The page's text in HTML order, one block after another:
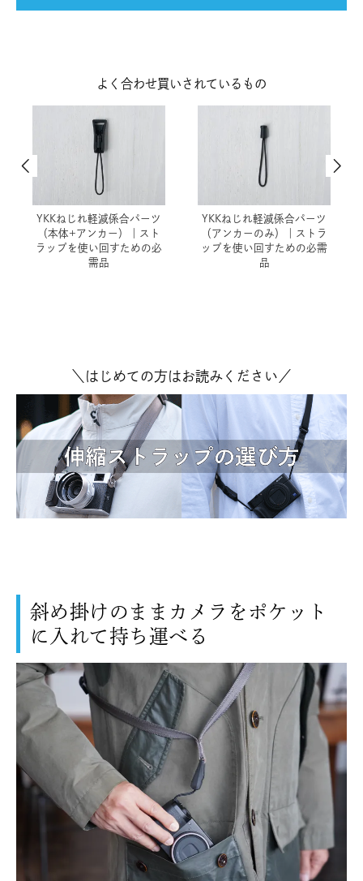
よく合わせ買いされているもの
YKKねじれ軽減係合パーツ
（本体+アンカー）｜スト
ラップを使い回すための必
需品
YKKねじれ軽減係合パーツ
（アンカーのみ）｜ストラ
ップを使い回すための必需
品
＼はじめての方はお読みください／
斜め掛けのままカメラをポケット
に入れて持ち運べる